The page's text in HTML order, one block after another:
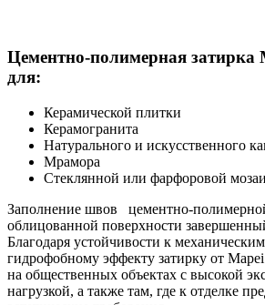
Цементно-полимерная затирка
для:
Керамической плитки
Керамогранита
Натурального и искусственного
Мрамора
Стеклянной или фарфоровой
Заполнение швов цементно-
облицованной поверхности
Благодаря устойчивости к
гидрофобному эффекту затирку от
на общественных объектах с высокой
нагрузкой, а также там, где к отделке